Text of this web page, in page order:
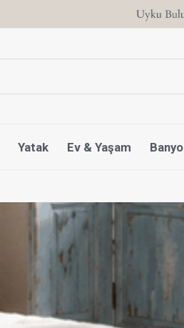
6 Ay'a Varan Taksit Ayrıcalığı
Yatak Ev & Yaşam Banyo